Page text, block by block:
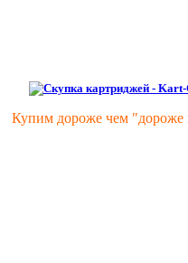
Купим дороже чем